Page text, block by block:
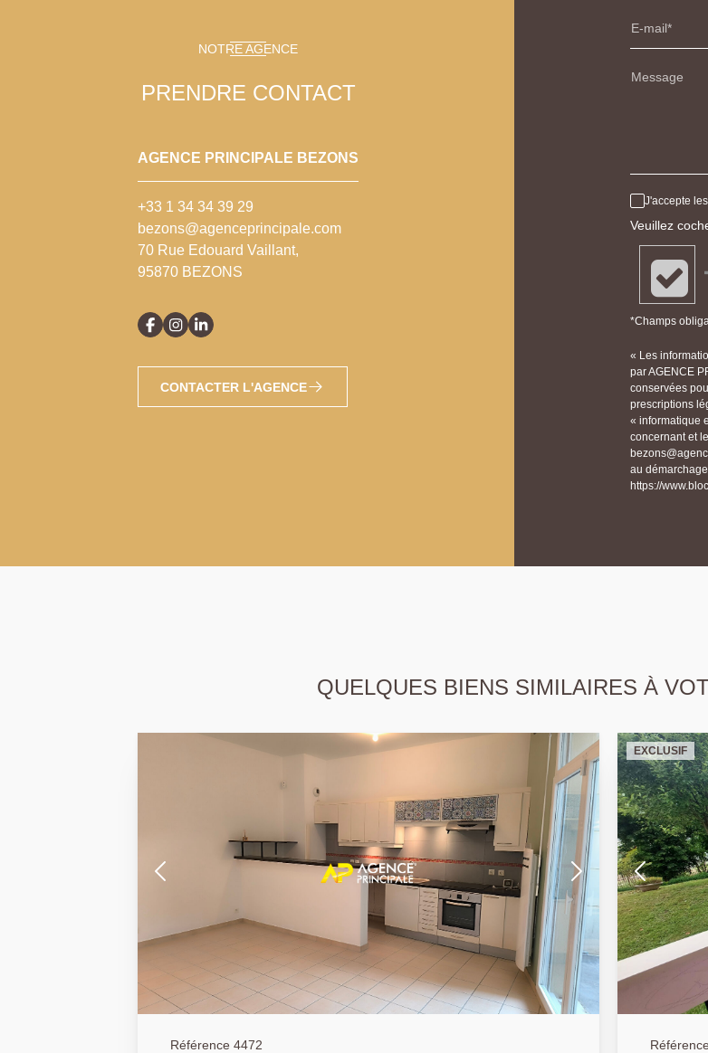
NOTRE AGENCE
PRENDRE CONTACT
AGENCE PRINCIPALE BEZONS
+33 1 34 34 39 29
bezons@agenceprincipale.com
70 Rue Edouard Vaillant,
95870 BEZONS
CONTACTER L'AGENCE
E-mail
Message
J'accepte
Veuillez
*Champs
« Les
par AGENCE
conservées
prescriptions
« informatique
concernant et
au
https://
QUELQUES BIENS SIMILAIRES À
Référence 4472
EXCLUSIF